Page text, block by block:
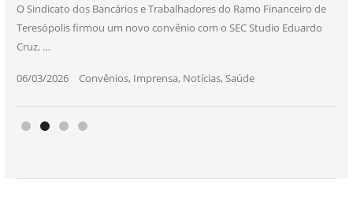
O Sindicato dos Bancários e Trabalhadores do Ramo Financeiro de
Teresópolis firmou um novo convênio com o SEC Studio Eduardo
Cruz, …
06/03/2026| Convênios, Imprensa, Notícias,Saúde
25/11/2025| Convênios, Imprensa, Notícias,Saúde